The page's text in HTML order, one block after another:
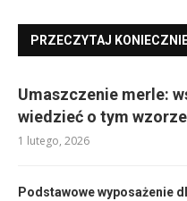
PRZECZYTAJ
Umaszczenie merle:
wiedzieć o tym wzorze
1 lutego, 2026
Podstawowe wyposażenie